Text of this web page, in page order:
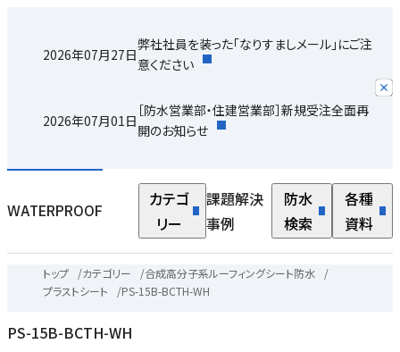
2026年07月27日
弊社社員を装った「なりすましメール」にご注
意ください
2026年07月01日
［防水営業部・住建営業部］新規受注全面再
開のお知らせ
WATERPROOF
カテゴ
リー
課題解決
事例
防水
検索
各種
資料
トップ /カテゴリー /合成高分子系ルーフィングシート防水
/
プラストシート
/PS-15B-BCTH-WH
PS-15B-BCTH-WH